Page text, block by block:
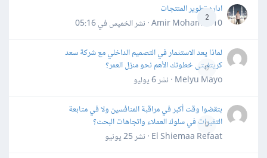
2
اداره تطوير المنتجات
Amir Mohamed10 · نشر
الخميس في 05:16
0
لماذا يعد الاستثمار في التصميم الداخلي مع شركة سعد
كريتفيتى خطوتك الأهم نحو منزل العمر؟
Melyu Mayo · نشر
6 يوليو
0
بتقضوا وقت أكبر في مراقبة المنافسين ولا في متابعة
التغيرات في سلوك العملاء واتجاهات البحث؟
El Shiemaa Refaat · نشر
25 يونيو